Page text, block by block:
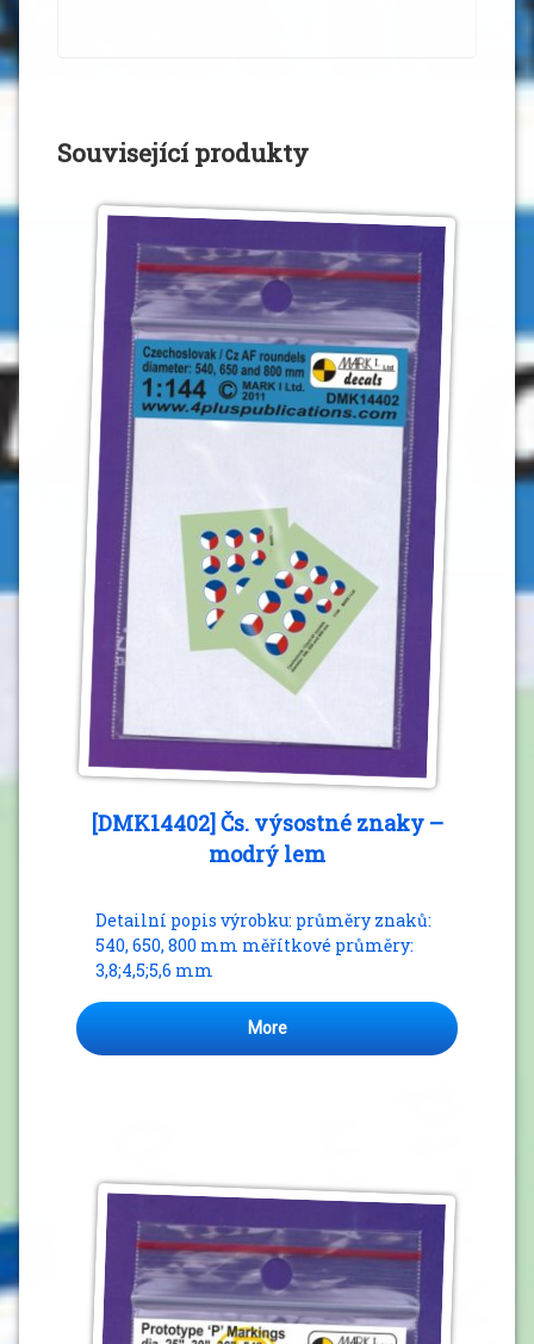
Související produkty
[DMK14402] Čs. výsostné znaky –
modrý lem
Detailní popis výrobku: průměry znaků:
540, 650, 800 mm měřítkové průměry:
3,8;4,5;5,6 mm
More